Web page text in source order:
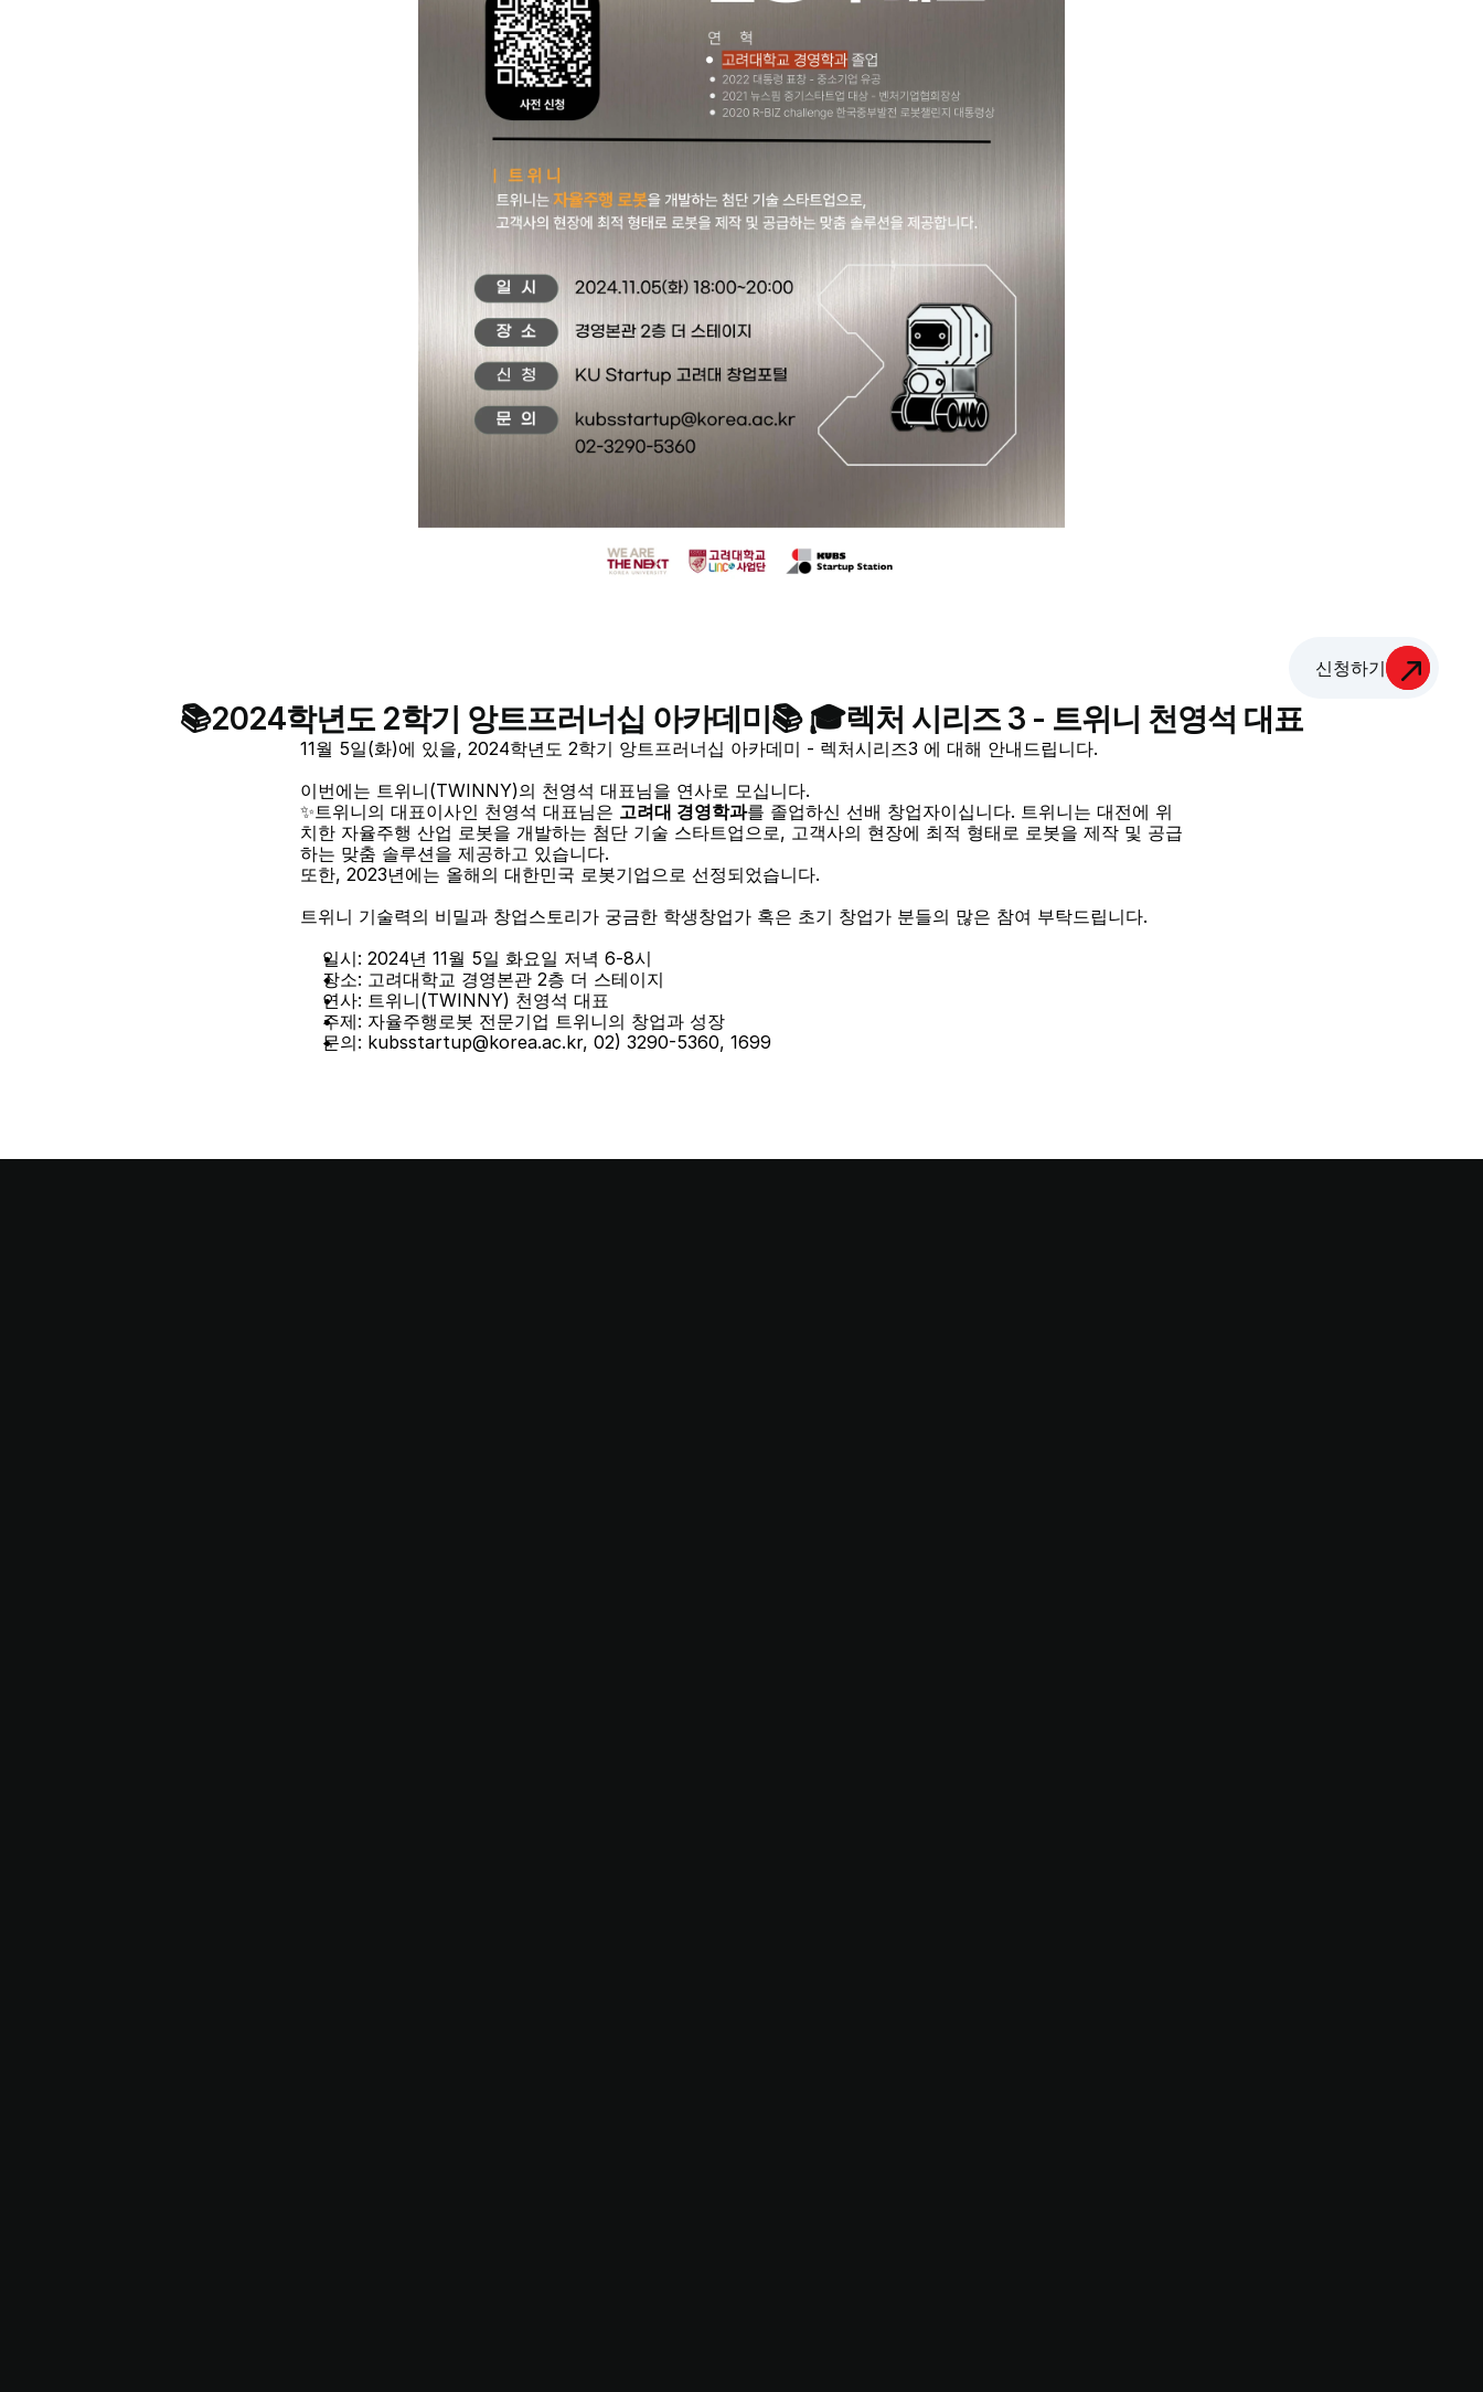
신청하기
📚2024학년도 2학기 앙트프러너십 아카데미📚 🎓렉처 시리즈 3 - 트위니 천영석 대표
11월 5일(화)에 있을, 2024학년도 2학기 앙트프러너십 아카데미 - 렉처시리즈3 에 대해 안내드립니다.
이번에는 트위니(TWINNY)의 천영석 대표님을 연사로 모십니다.
✨트위니의 대표이사인 천영석 대표님은 고려대 경영학과를 졸업하신 선배 창업자이십니다. 트위니는 대전에 위
치한 자율주행 산업 로봇을 개발하는 첨단 기술 스타트업으로, 고객사의 현장에 최적 형태로 로봇을 제작 및 공급
하는 맞춤 솔루션을 제공하고 있습니다.
또한, 2023년에는 올해의 대한민국 로봇기업으로 선정되었습니다.
트위니 기술력의 비밀과 창업스토리가 궁금한 학생창업가 혹은 초기 창업가 분들의 많은 참여 부탁드립니다.
일시: 2024년 11월 5일 화요일 저녁 6-8시
장소: 고려대학교 경영본관 2층 더 스테이지
연사: 트위니(TWINNY) 천영석 대표
주제: 자율주행로봇 전문기업 트위니의 창업과 성장
문의: kubsstartup@korea.ac.kr, 02) 3290-5360, 1699